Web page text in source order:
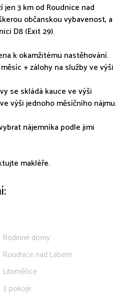
3 km od Roudnice nad
občanskou vybavenost, a
D8 (Exit 29).
k okamžitému nastěhování.
+ zálohy na služby ve výši
se skládá kauce ve výši
výši jednoho měsíčního nájmu.
nájemníka podle jimi
makléře.
Rodinné domy
Roudnice nad Labem
Litoměřice
3 pokoje